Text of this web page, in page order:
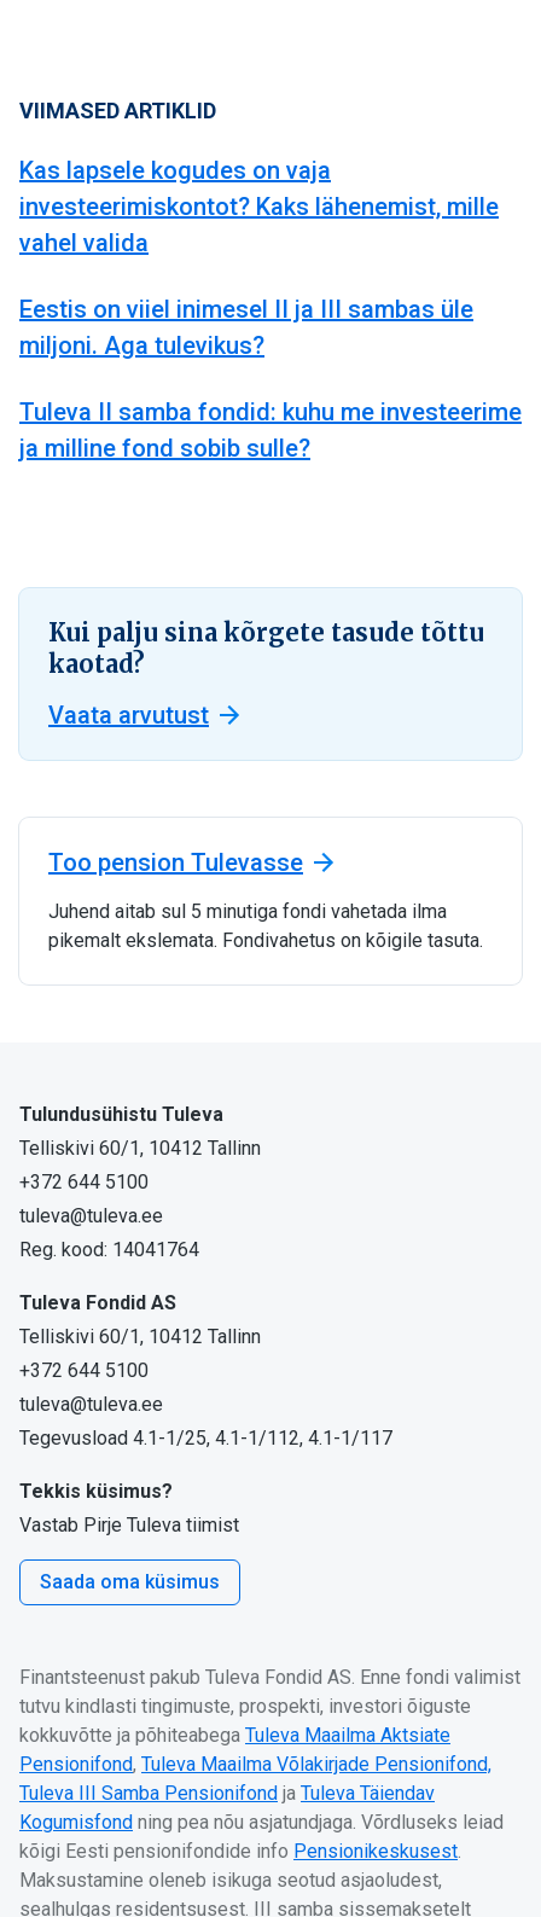
VIIMASED ARTIKLID
Kas lapsele kogudes on vaja
investeerimiskontot? Kaks lähenemist, mille
vahel valida
Eestis on viiel inimesel II ja III sambas üle
miljoni. Aga tulevikus?
Tuleva II samba fondid: kuhu me investeerime
ja milline fond sobib sulle?
Kui palju sina kõrgete tasude tõttu
kaotad?
Vaata arvutust
Too pension Tulevasse
Juhend aitab sul 5 minutiga fondi vahetada ilma
pikemalt ekslemata. Fondivahetus on kõigile tasuta.
Tulundusühistu Tuleva
Telliskivi 60/1, 10412 Tallinn
+372 644 5100
tuleva@tuleva.ee
Reg. kood: 14041764
Tuleva Fondid AS
Telliskivi 60/1, 10412 Tallinn
+372 644 5100
tuleva@tuleva.ee
Tegevusload 4.1-1/25, 4.1-1/112, 4.1-1/117
Tekkis küsimus?
Vastab Pirje Tuleva tiimist
Saada oma küsimus
Finantsteenust pakub Tuleva Fondid AS. Enne fondi valimist
tutvu kindlasti tingimuste, prospekti, investori õiguste
kokkuvõtte ja põhiteabega Tuleva Maailma Aktsiate
Pensionifond, Tuleva Maailma Võlakirjade Pensionifond,
Tuleva III Samba Pensionifond ja Tuleva Täiendav
Kogumisfond ning pea nõu asjatundjaga. Võrdluseks leiad
kõigi Eesti pensionifondide info Pensionikeskusest.
Maksustamine oleneb isikuga seotud asjaoludest,
sealhulgas residentsusest. III samba sissemaksetelt